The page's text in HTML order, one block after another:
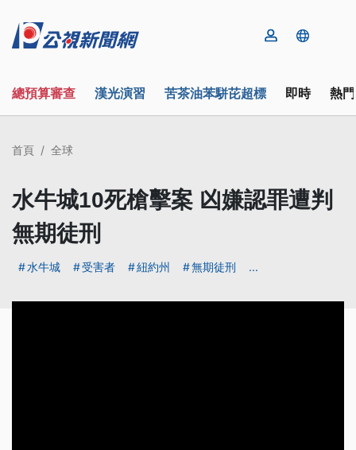
總預算審查 漢光演習 苦茶油苯駢芘超標 即時 熱
首頁 全球
水牛城10死槍擊案 凶嫌認罪遭判
無期徒刑
水牛城 受害者 紐約州 無期徒刑 ...